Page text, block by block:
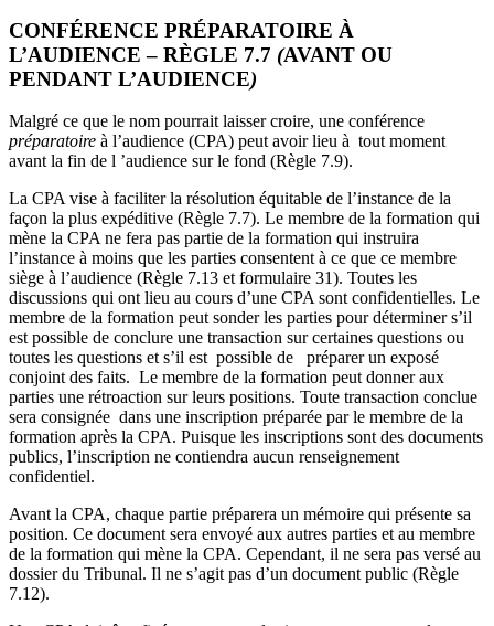
CONFÉRENCE PRÉPARATOIRE À
L’AUDIENCE – RÈGLE 7.7 (AVANT OU
PENDANT L’AUDIENCE)
Malgré ce que le nom pourrait laisser croire, une conférence
préparatoire à l’audience (CPA) peut avoir lieu à tout moment
avant la fin de l ’audience sur le fond (Règle 7.9).
La CPA vise à faciliter la résolution équitable de l’instance de la
façon la plus expéditive (Règle 7.7). Le membre de la formation qui
mène la CPA ne fera pas partie de la formation qui instruira
l’instance à moins que les parties consentent à ce que ce membre
siège à l’audience (Règle 7.13 et formulaire 31). Toutes les
discussions qui ont lieu au cours d’une CPA sont confidentielles. Le
membre de la formation peut sonder les parties pour déterminer s’il
est possible de conclure une transaction sur certaines questions ou
toutes les questions et s’il est possible de préparer un exposé
conjoint des faits. Le membre de la formation peut donner aux
parties une rétroaction sur leurs positions. Toute transaction conclue
sera consignée dans une inscription préparée par le membre de la
formation après la CPA. Puisque les inscriptions sont des documents
publics, l’inscription ne contiendra aucun renseignement
confidentiel.
Avant la CPA, chaque partie préparera un mémoire qui présente sa
position. Ce document sera envoyé aux autres parties et au membre
de la formation qui mène la CPA. Cependant, il ne sera pas versé au
dossier du Tribunal. Il ne s’agit pas d’un document public (Règle
7.12).